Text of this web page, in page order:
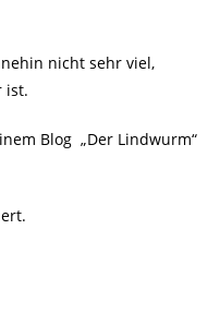
nicht sehr viel,
ist.
Blog „Der Lindwurm“